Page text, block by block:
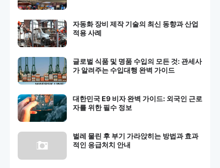
자동화 장비 제작 기술의 최신 동향과 산업
적용 사례
글로벌 식품 및 명품 수입의 모든 것: 관세사
가 알려주는 수입대행 완벽 가이드
대한민국 E9 비자 완벽 가이드: 외국인 근로
자를 위한 필수 정보
벌레 물린 후 부기 가라앉히는 방법과 효과
적인 응급처치 안내